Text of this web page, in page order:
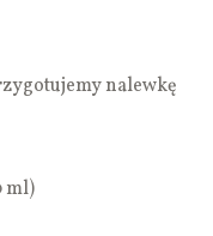
nalewkę
ml)